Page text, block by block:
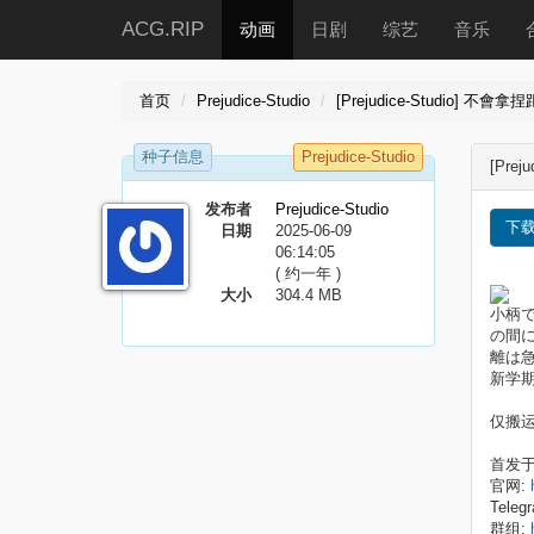
ACG.RIP 动画 日剧 综艺 音乐
首页 Prejudice-Studio [Prejudice-Studio] 不會拿
种子信息 Prejudice-Studio
发布者
Prejudice-Studio
日期
2025-06-09
06:14:05
( 约一年 )
大小
304.4 MB
下
小柄
の間
離は
新学
仅搬
首发
官网:
群组: